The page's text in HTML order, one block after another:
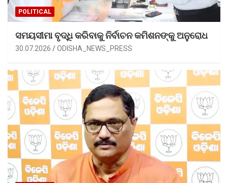
POLITICAL
ସମୟସୀମା ବୃଦ୍ଧି କରିବାକୁ ନିର୍ବାଚନ କମିଶନଙ୍କୁ ଅନୁରୋଧ
30.07.2026 ODISHA_NEWS_PRESS